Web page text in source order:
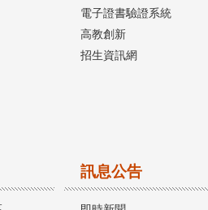
電子證書驗證系統
高教創新
招生資訊網
訊息公告